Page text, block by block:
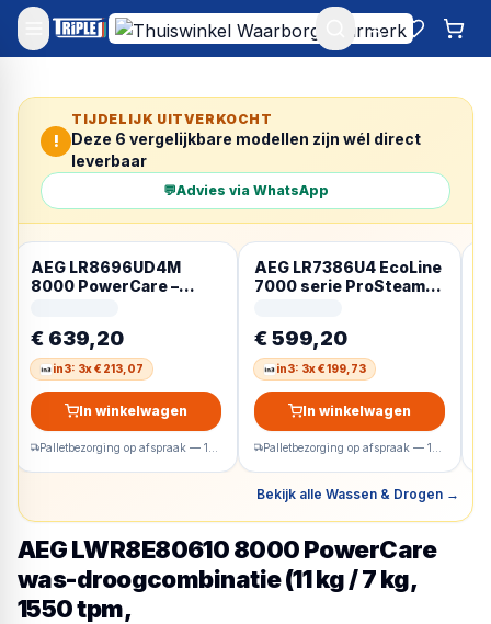
Mijn account
!
TIJDELIJK UITVERKOCHT
Deze 6 vergelijkbare modellen zijn wél direct
leverbaar
💬Advies via WhatsApp
AEG LR8696UD4M
8000 PowerCare –
€ 639,20
in3: 3x € 213,07
In winkelwagen
AEG LR7386U4 EcoLine
7000 serie ProSteam
€ 599,20
in3: 3x € 199,73
In winkelwagen
Bekijk alle Wassen & Drogen →
AEG LWR8E80610 8000 PowerCare
was-droogcombinatie (11 kg / 7 kg,
1550 tpm,